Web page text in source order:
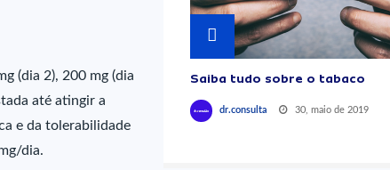
(dia 2), 200 mg (dia
até atingir a
e da tolerabilidade
dia.
Saiba tudo sobre o tabaco
dr.consulta 30, maio de 2019